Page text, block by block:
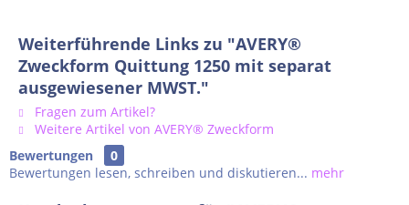
Weiterführende Links zu "AVERY®
Zweckform Quittung 1250 mit separat
ausgewiesener MWST."
Fragen zum Artikel?
Weitere Artikel von AVERY® Zweckform
Bewertungen
0
Bewertungen lesen, schreiben und diskutieren... mehr